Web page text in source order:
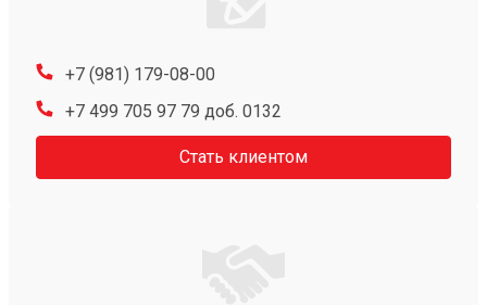
+7 (981) 179-08-00
+7 499 705 97 79 доб. 0132
Стать клиентом